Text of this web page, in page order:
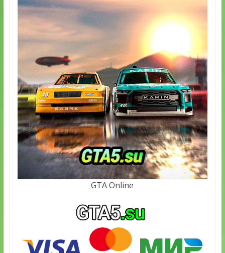
GTA Online